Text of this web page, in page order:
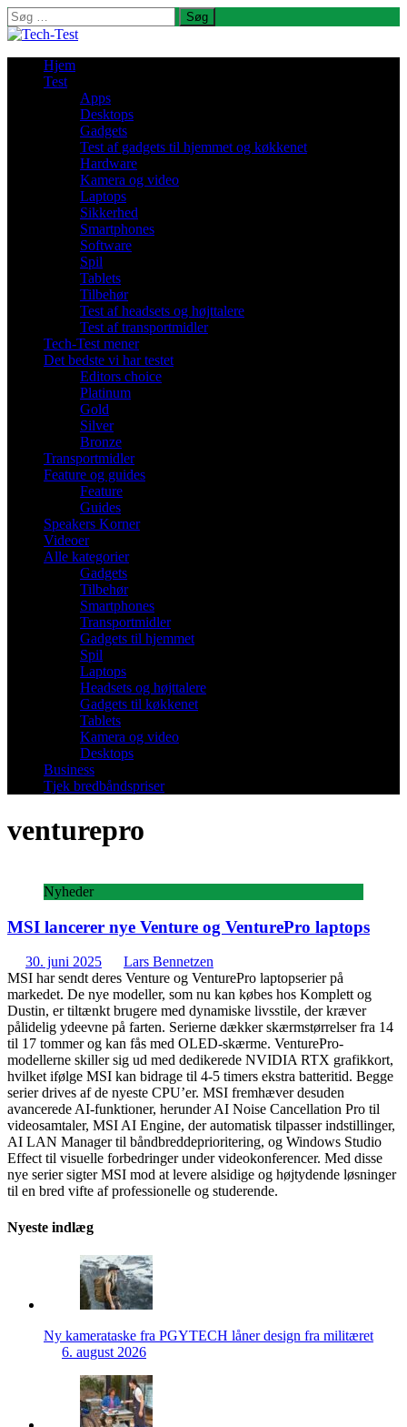
Søg
efter:
Hjem
Test
Apps
Desktops
Gadgets
Test af gadgets til hjemmet og køkkenet
Hardware
Kamera og video
Laptops
Sikkerhed
Smartphones
Software
Spil
Tablets
Tilbehør
Test af headsets og højttalere
Test af transportmidler
Tech-Test mener
Det bedste vi har testet
Editors choice
Platinum
Gold
Silver
Bronze
Transportmidler
Feature og guides
Feature
Guides
Speakers Korner
Videoer
Alle kategorier
Gadgets
Tilbehør
Smartphones
Transportmidler
Gadgets til hjemmet
Spil
Laptops
Headsets og højttalere
Gadgets til køkkenet
Tablets
Kamera og video
Desktops
Business
Tjek bredbåndspriser
venturepro
Nyheder
MSI lancerer nye Venture og VenturePro laptops
30. juni 2025
Lars Bennetzen
MSI har sendt deres Venture og VenturePro laptopserier på
markedet. De nye modeller, som nu kan købes hos Komplett og
Dustin, er tiltænkt brugere med dynamiske livsstile, der kræver
pålidelig ydeevne på farten. Serierne dækker skærmstørrelser fra 14
til 17 tommer og kan fås med OLED-skærme. VenturePro-
modellerne skiller sig ud med dedikerede NVIDIA RTX grafikkort,
hvilket ifølge MSI kan bidrage til 4-5 timers ekstra batteritid. Begge
serier drives af de nyeste CPU’er. MSI fremhæver desuden
avancerede AI-funktioner, herunder AI Noise Cancellation Pro til
videosamtaler, MSI AI Engine, der automatisk tilpasser indstillinger,
AI LAN Manager til båndbreddeprioritering, og Windows Studio
Effect til visuelle forbedringer under videokonferencer. Med disse
nye serier sigter MSI mod at levere alsidige og højtydende løsninger
til en bred vifte af professionelle og studerende.
Nyeste indlæg
Ny kamerataske fra PGYTECH låner design fra militæret
6. august 2026